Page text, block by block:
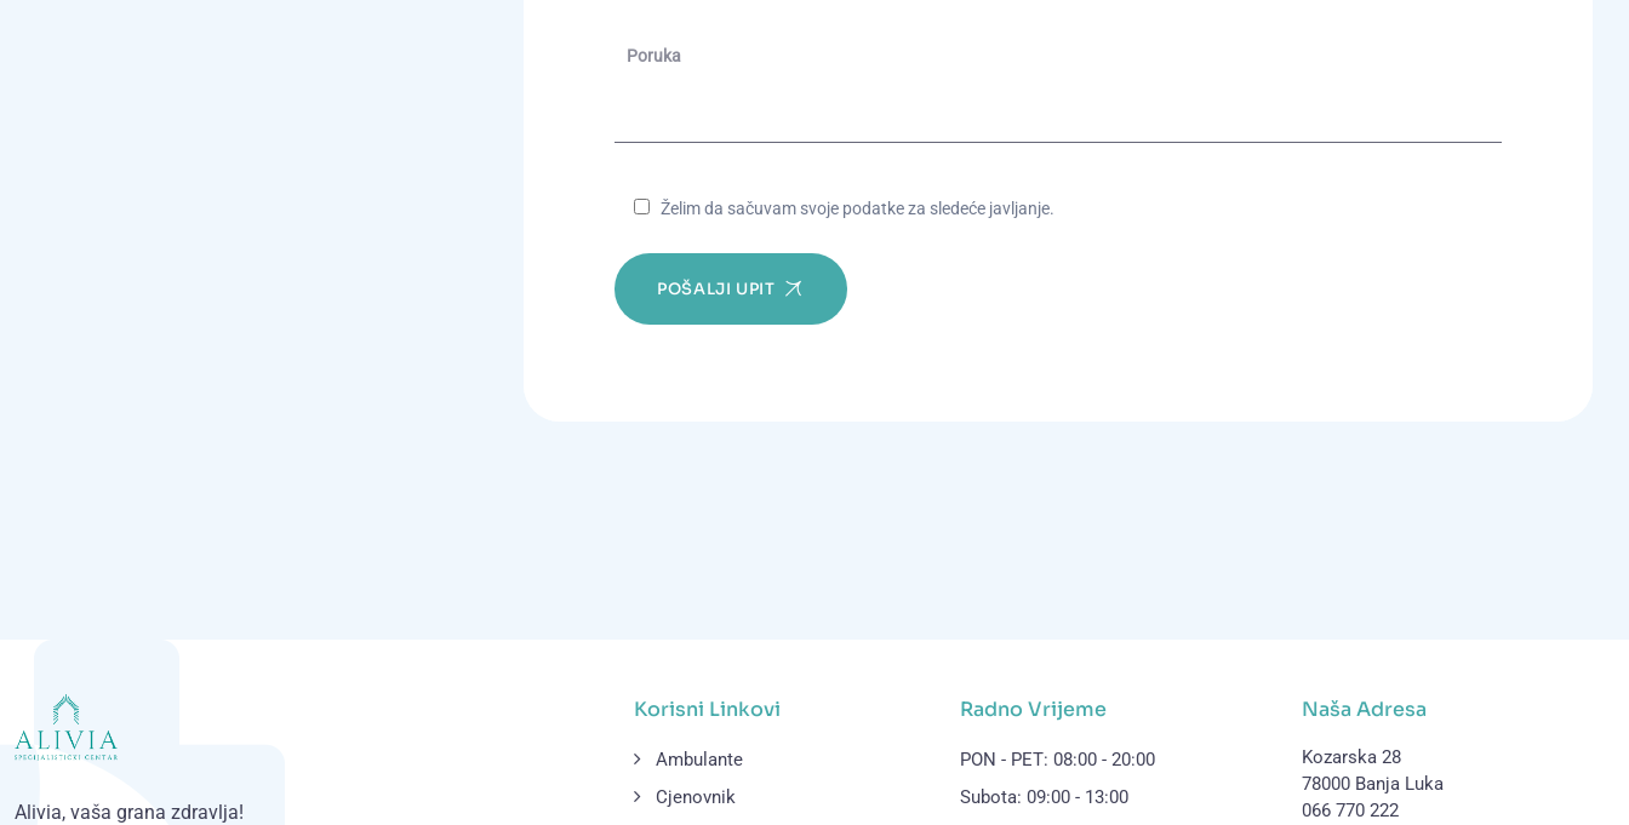
Želim da sačuvam svoje podatke za sledeće javljanje.
POŠALJI UPIT
Alivia, vaša grana zdravlja!
Korisni Linkovi
Ambulante
Cjenovnik
Radno Vrijeme
PON - PET: 08:00 - 20:00
Subota: 09:00 - 13:00
Naša Adresa
Kozarska 28
78000 Banja Luka
066 770 222